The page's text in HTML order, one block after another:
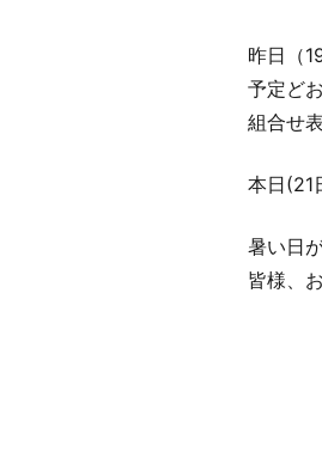
昨日（
予定ど
組合せ
本日(21
暑い日
皆様、